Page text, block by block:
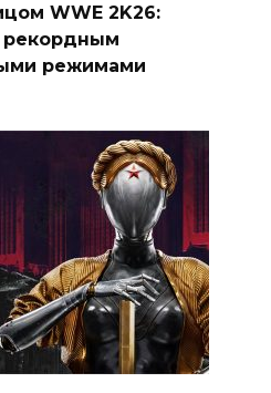
WWE 2K26:
рекордным
режимами